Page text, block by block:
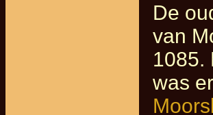
De
van
1085.
was er